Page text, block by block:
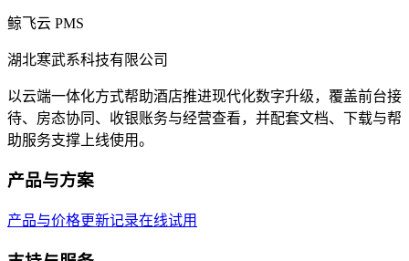
鲸飞云 PMS
湖北寒武系科技有限公司
以云端一体化方式帮助酒店推进现代化数字升级，覆盖前台接
待、房态协同、收银账务与经营查看，并配套文档、下载与帮
助服务支撑上线使用。
产品与方案
产品与价格更新记录在线试用